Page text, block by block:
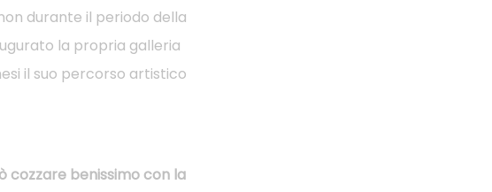
durante il periodo della
la propria galleria
il suo percorso artistico
cozzare benissimo con la